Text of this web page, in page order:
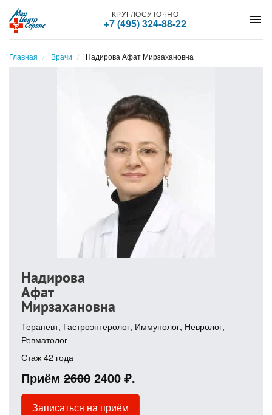
menu
КРУГЛОСУТОЧНО
+7 (495) 324-88-22
Главная Врачи Надирова Афат Мирзахановна
Надирова
Афат
Мирзахановна
Терапевт, Гастроэнтеролог, Иммунолог, Невролог,
Ревматолог
Стаж 42 года
Приём 2600 2400 ₽.
Записаться на приём